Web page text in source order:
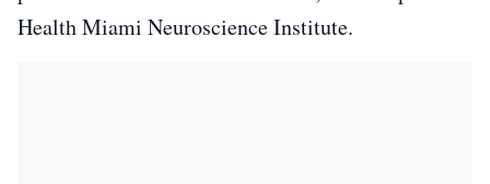
Health Miami Neuroscience Institute.